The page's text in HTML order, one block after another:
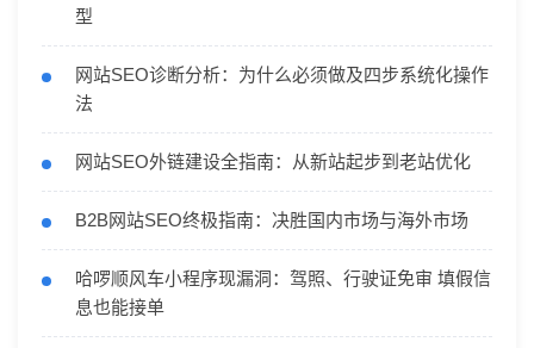
型
网站SEO诊断分析：为什么必须做及四步系统化操作
法
网站SEO外链建设全指南：从新站起步到老站优化
B2B网站SEO终极指南：决胜国内市场与海外市场
哈啰顺风车小程序现漏洞：驾照、行驶证免审 填假信
息也能接单